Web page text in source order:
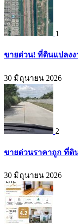
1
ขายด่วน! ที่ดินแปลงง
30 มิถุนายน 2026
2
ขายด่วนราคาถูก ที่ดิน
30 มิถุนายน 2026